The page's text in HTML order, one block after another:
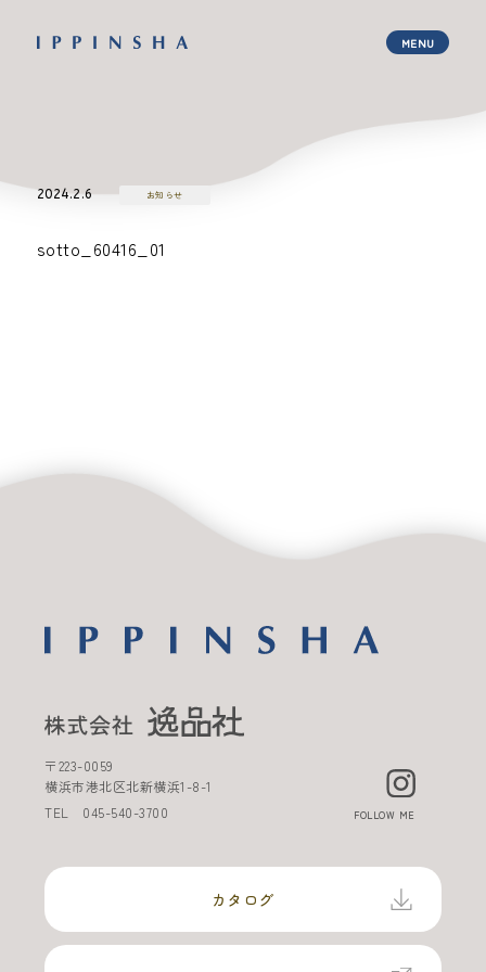
2024.2.6 お知らせ
sotto_60416_01
〒223-0059
横浜市港北区北新横浜1-8-1
TEL 045-540-3700 FOLLOW ME
カタログ